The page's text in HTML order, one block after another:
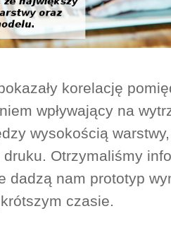
korelację
wpływający na
wysokością
druku. Otrzymaliśmy
dadzą nam prototyp
czasie.